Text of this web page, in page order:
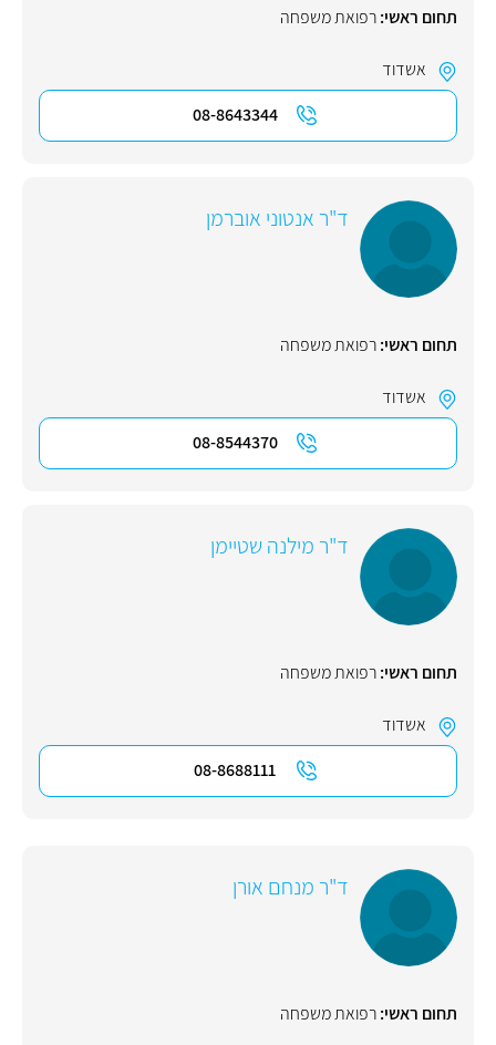
תחום ראשי:רפואת משפחה
אשדוד
08-8643344
ד"ר אנטוני אוברמן
תחום ראשי:רפואת משפחה
אשדוד
08-8544370
ד"ר מילנה שטיימן
תחום ראשי:רפואת משפחה
אשדוד
08-8688111
ד"ר מנחם אורן
תחום ראשי:רפואת משפחה